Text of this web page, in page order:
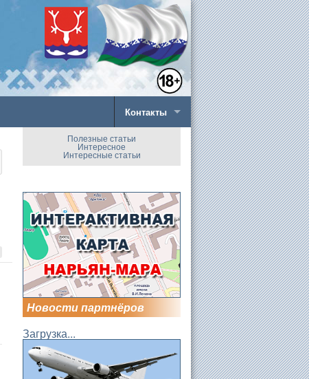
Контакты
Полезные статьи
Интересное
Интересные статьи
Новости партнёров
Загрузка...